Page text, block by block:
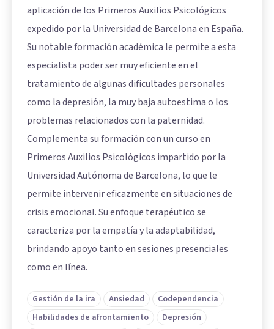
aplicación de los Primeros Auxilios Psicológicos
expedido por la Universidad de Barcelona en España.
Su notable formación académica le permite a esta
especialista poder ser muy eficiente en el
tratamiento de algunas dificultades personales
como la depresión, la muy baja autoestima o los
problemas relacionados con la paternidad.
Complementa su formación con un curso en
Primeros Auxilios Psicológicos impartido por la
Universidad Autónoma de Barcelona, lo que le
permite intervenir eficazmente en situaciones de
crisis emocional. Su enfoque terapéutico se
caracteriza por la empatía y la adaptabilidad,
brindando apoyo tanto en sesiones presenciales
como en línea.
Gestión de la ira Ansiedad
Codependencia
Habilidades de afrontamiento
Depresión